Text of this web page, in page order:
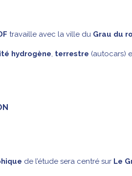
travaille avec la ville du Grau du
hydrogène, terrestre (autocars)
de l’étude sera centré sur Le